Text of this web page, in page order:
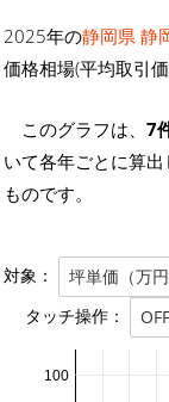
2025年の静岡県 静
価格相場(平均取引
このグラフは、 7
いて各年ごとに算
ものです。
対象： 坪単価（万円
タッチ操作： OFF
100